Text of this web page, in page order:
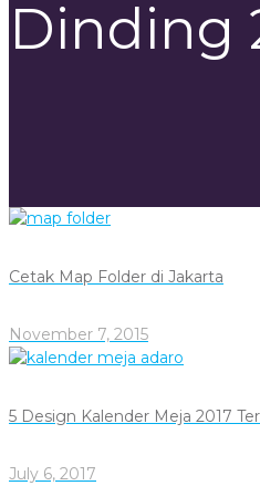
Dinding
Cetak Map Folder di Jakarta
November 7, 2015
5 Design Kalender Meja 2017
July 6, 2017